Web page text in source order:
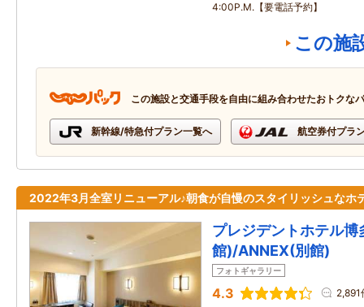
4:00P.M.【要電話予約】
この施
この施設と交通手段を自由に組み合わせたおトクな
新幹線/特急付プラン一覧へ 航空券付プラ
2022年3月全室リニューアル♪朝食が自慢のスタイリッシュなホ
プレジデントホテル博
館)/ANNEX(別館)
フォトギャラリー
4.3 2,891